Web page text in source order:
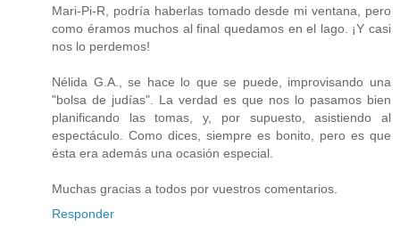
Mari-Pi-R, podría haberlas tomado desde mi ventana, pero
como éramos muchos al final quedamos en el lago. ¡Y casi
nos lo perdemos!
Nélida G.A., se hace lo que se puede, improvisando una
"bolsa de judías". La verdad es que nos lo pasamos bien
planificando las tomas, y, por supuesto, asistiendo al
espectáculo. Como dices, siempre es bonito, pero es que
ésta era además una ocasión especial.
Muchas gracias a todos por vuestros comentarios.
Responder